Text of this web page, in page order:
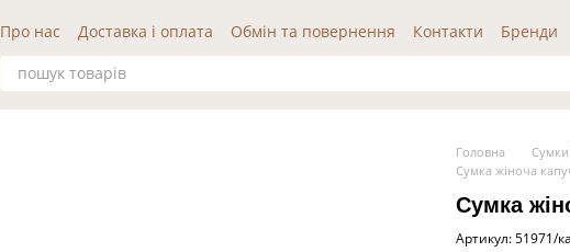
Про нас Доставка і оплата Обмін та повернення Контакти Бренди
Угода користувача
Публічна оферта Відгуки про нас
Головна
Сумка жіноча
Сумка
Артикул: 51971/